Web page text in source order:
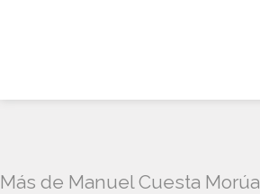
Más de Manuel Cuesta Morúa